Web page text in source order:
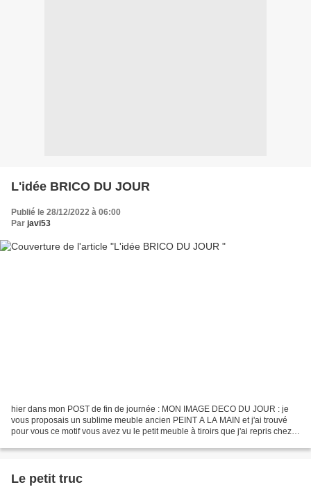
L'idée BRICO DU JOUR
Publié le 28/12/2022 à 06:00
Par javi53
hier dans mon POST de fin de journée : MON IMAGE DECO DU JOUR : je
vous proposais un sublime meuble ancien PEINT A LA MAIN et j'ai trouvé
pour vous ce motif vous avez vu le petit meuble à tiroirs que j'ai repris chez
Le petit truc